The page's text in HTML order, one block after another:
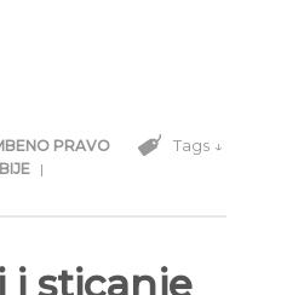
PRAVO
|
Tags ↓
i sticanje